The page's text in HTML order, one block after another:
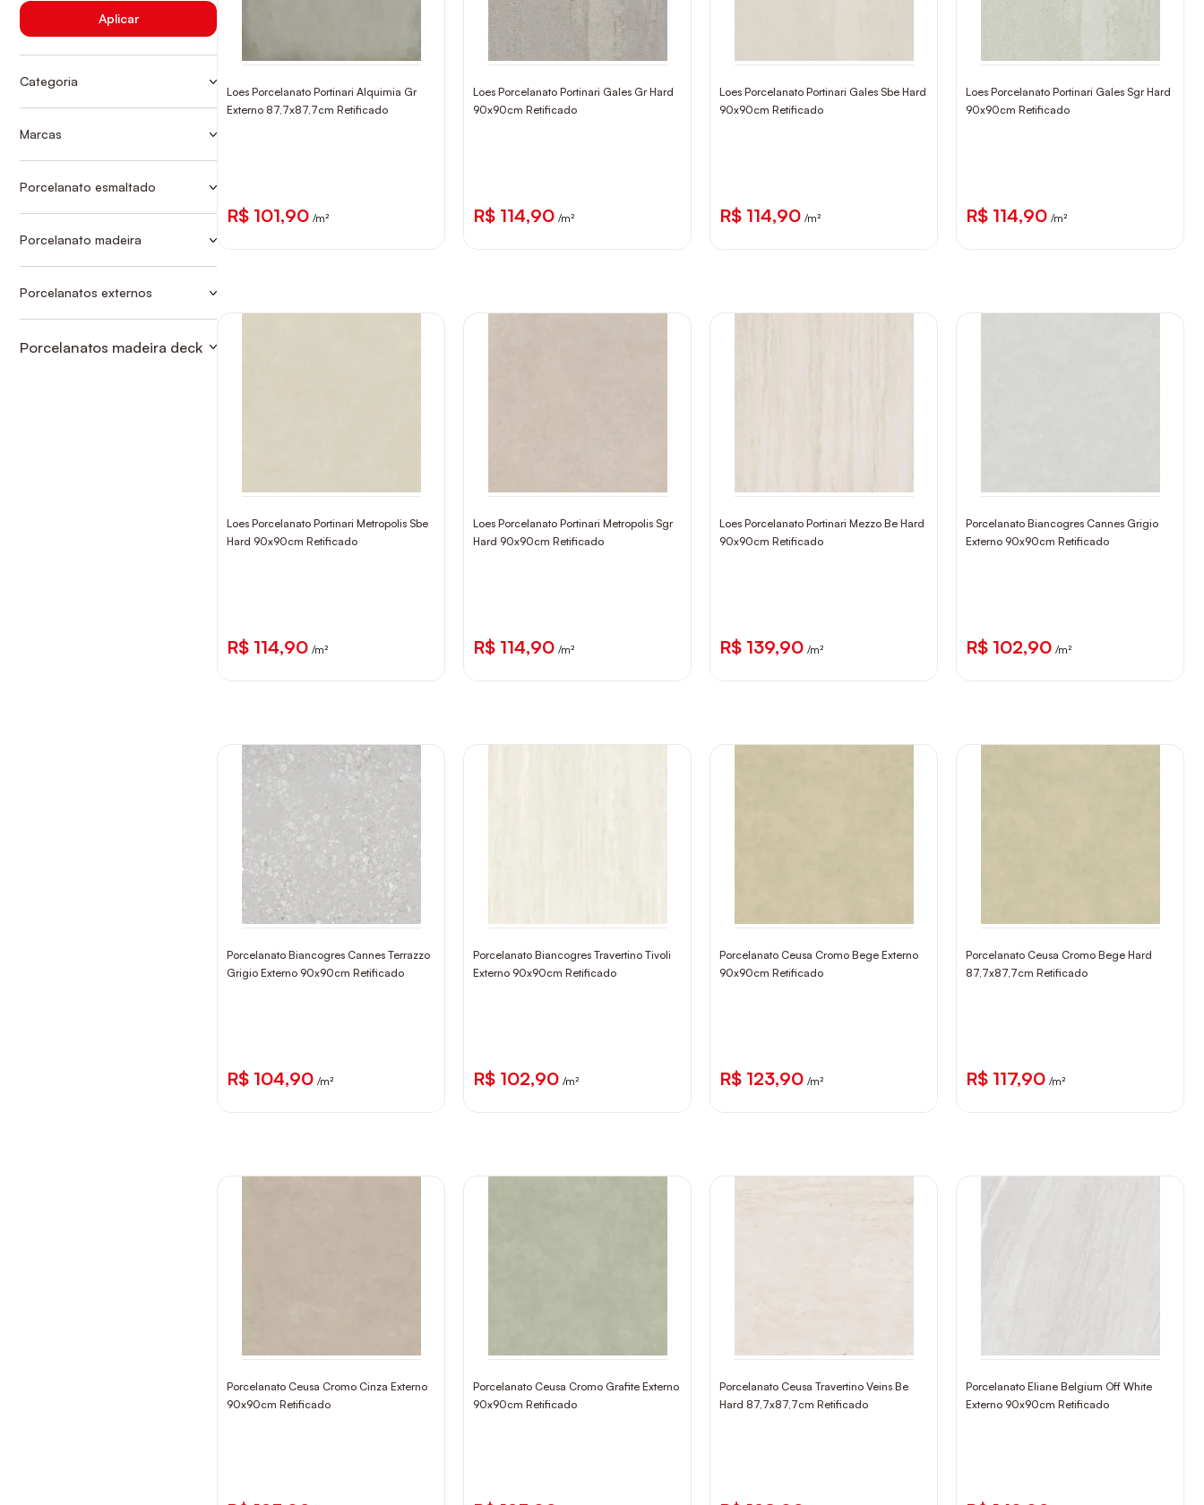
Aplicar
Categoria
RETIFICADO
PORC MADEIRA DECK
Marcas
INCEPA
PORTOBELLO
Porcelanato esmaltado
Porcelanato madeira
Porcelanatos externos
RETIFICADO
Porcelanatos madeira deck
Loes Porcelanato Portinari Alquimia Gr
Externo 87,7x87,7cm Retificado
R$ 101,90 /m²
Loes Porcelanato Portinari Gales Gr Hard
90x90cm Retificado
R$ 114,90 /m²
Loes Porcelanato Portinari Gales Sbe Hard
90x90cm Retificado
R$ 114,90 /m²
Loes Porcelanato Portinari Gales Sgr Hard
90x90cm Retificado
R$ 114,90 /m²
Loes Porcelanato Portinari Metropolis Sbe
Hard 90x90cm Retificado
R$ 114,90 /m²
Loes Porcelanato Portinari Metropolis Sgr
Hard 90x90cm Retificado
R$ 114,90 /m²
Loes Porcelanato Portinari Mezzo Be Hard
90x90cm Retificado
R$ 139,90 /m²
Porcelanato Biancogres Cannes Grigio
Externo 90x90cm Retificado
R$ 102,90 /m²
Porcelanato Biancogres Cannes Terrazzo
Grigio Externo 90x90cm Retificado
R$ 104,90 /m²
Porcelanato Biancogres Travertino Tivoli
Externo 90x90cm Retificado
R$ 102,90 /m²
Porcelanato Ceusa Cromo Bege Externo
90x90cm Retificado
R$ 123,90 /m²
Porcelanato Ceusa Cromo Bege Hard
87,7x87,7cm Retificado
R$ 117,90 /m²
Porcelanato Ceusa Cromo Cinza Externo
90x90cm Retificado
Porcelanato Ceusa Cromo Grafite Externo
90x90cm Retificado
Porcelanato Ceusa Travertino Veins Be
Hard 87,7x87,7cm Retificado
Porcelanato Eliane Belgium Off White
Externo 90x90cm Retificado